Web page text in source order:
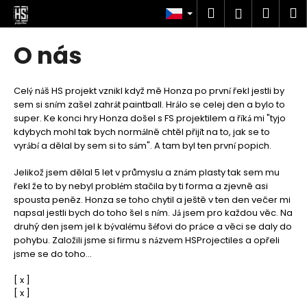
Přejít
obsah
Hledat
O nás
Celý náš HS projekt vznikl když mě Honza po prvnířekl jestli by
sem si sním zašel zahrát paintball. Hrálo se celej den a bylo to
super. Ke konci hry Honza došel s FS projektilem a říká mi "tyjo
kdybych mohl tak bych normálně chtěl přijít na to, jak se to
vyrábía dělal by sem si to sám". A tam byl ten prvnípopich.
Jelikož jsem dělal 5 let v průmyslu a znám plasty tak sem mu
řekl že to by nebyl problém stačila by ti forma a zjevně asi
spousta peněz. Honza se toho chytil a ještě v ten den večer mi
napsal jestli bych do toho šel s ním. Já jsem pro každou věc. Na
druhý den jsem jel k bývalému šéfovi do práce a věci se daly do
pohybu. Založili jsme si firmu s názvem HSProjectiles a opřeli
jsme se do toho...
[ x ]
[ x ]
o
o
p
o
t
ř
e
b
u
j
e
t
e